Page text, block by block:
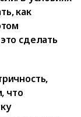
как
сделать
что